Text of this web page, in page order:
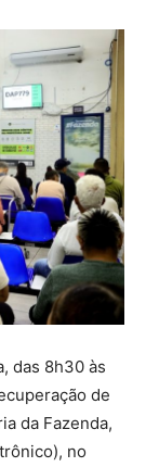
das 8h30 às
de
da Fazenda,
no